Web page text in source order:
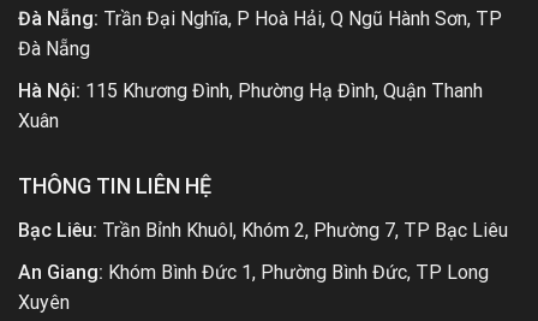
Đà Nẵng: Trần Đại Nghĩa, P Hoà Hải, Q Ngũ Hành Sơn, TP
Đà Nẵng
Hà Nội: 115 Khương Đình, Phường Hạ Đình, Quận Thanh
Xuân
THÔNG TIN LIÊN HỆ
Bạc Liêu: Trần Bỉnh Khuôl, Khóm 2, Phường 7, TP Bạc Liêu
An Giang: Khóm Bình Đức 1, Phường Bình Đức, TP Long
Xuyên